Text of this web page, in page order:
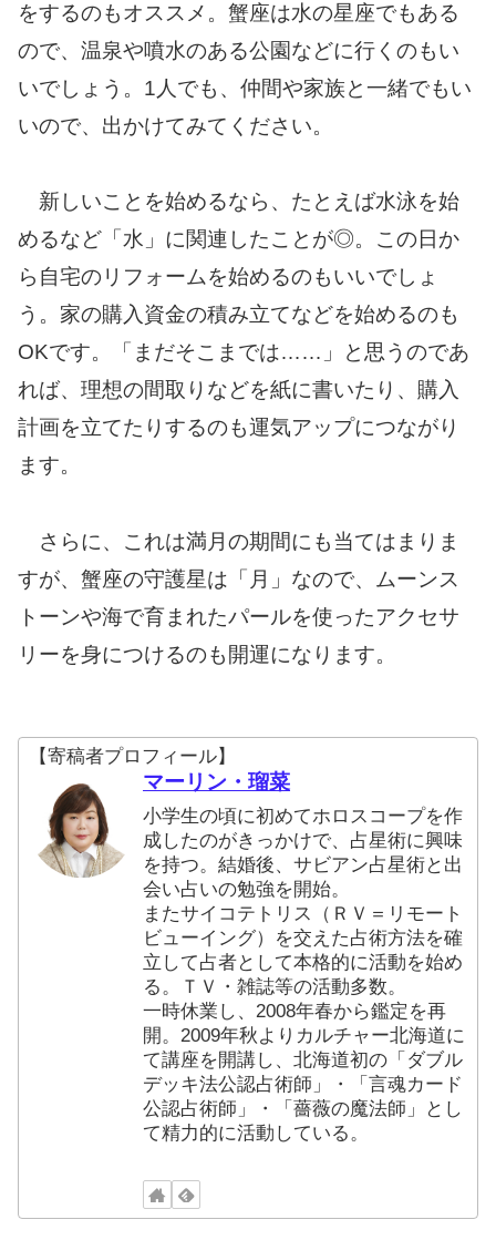
をするのもオススメ。蟹座は水の星座でもある
ので、温泉や噴水のある公園などに行くのもい
いでしょう。1人でも、仲間や家族と一緒でもい
いので、出かけてみてください。
新しいことを始めるなら、たとえば水泳を始
めるなど「水」に関連したことが◎。この日か
ら自宅のリフォームを始めるのもいいでしょ
う。家の購入資金の積み立てなどを始めるのも
OKです。「まだそこまでは……」と思うのであ
れば、理想の間取りなどを紙に書いたり、購入
計画を立てたりするのも運気アップにつながり
ます。
さらに、これは満月の期間にも当てはまりま
すが、蟹座の守護星は「月」なので、ムーンス
トーンや海で育まれたパールを使ったアクセサ
リーを身につけるのも開運になります。
【寄稿者プロフィール】
マーリン・瑠菜
小学生の頃に初めてホロスコープを作
成したのがきっかけで、占星術に興味
を持つ。結婚後、サビアン占星術と出
会い占いの勉強を開始。
またサイコテトリス（ＲＶ＝リモート
ビューイング）を交えた占術方法を確
立して占者として本格的に活動を始め
る。ＴＶ・雑誌等の活動多数。
一時休業し、2008年春から鑑定を再
開。2009年秋よりカルチャー北海道に
て講座を開講し、北海道初の「ダブル
デッキ法公認占術師」・「言魂カード
公認占術師」・「薔薇の魔法師」とし
て精力的に活動している。